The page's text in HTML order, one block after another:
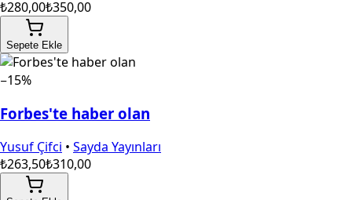
₺280,00₺350,00
Sepete Ekle
−15%
Forbes'te haber olan
Yusuf Çifci • Sayda Yayınları
₺263,50₺310,00